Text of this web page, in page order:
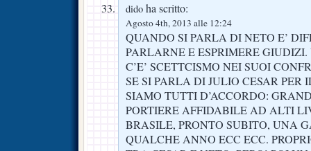
dido ha scritto:
Agosto 4th, 2013 alle 12:24
QUANDO SI PARLA DI NETO E’
PARLARNE E ESPRIMERE GIUDIZI.
C’E’ SCETTCISMO NEI SUOI
SE SI PARLA DI JULIO CESAR PER
SIAMO TUTTI D’ACCORDO:
PORTIERE AFFIDABILE AD ALTI
BRASILE, PRONTO SUBITO, UNA
QUALCHE ANNO ECC ECC.